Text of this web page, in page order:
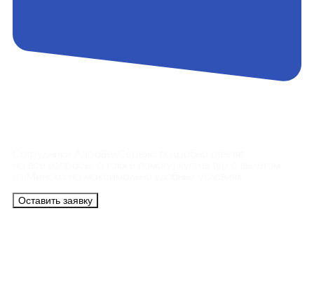
Оставить заявку